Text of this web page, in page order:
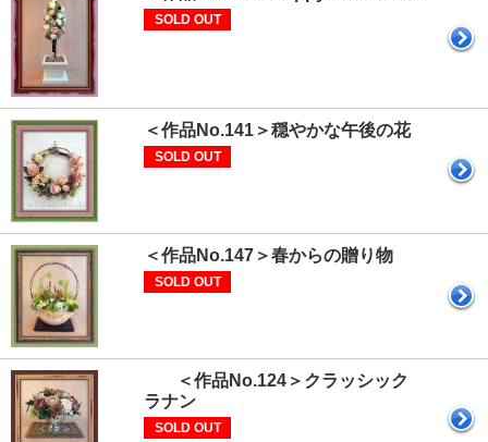
SOLD OUT
＜作品No.141＞穏やかな午後の花
SOLD OUT
＜作品No.147＞春からの贈り物
SOLD OUT
＜作品No.124＞クラッシック
ラナン
SOLD OUT